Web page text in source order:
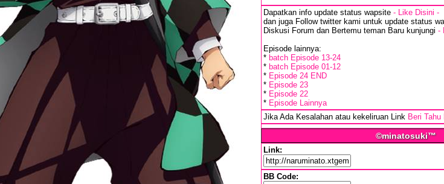
Dapatkan info update status wapsite - Like Disini -
dan juga Follow twitter kami untuk update status
Diskusi Forum dan Bertemu teman Baru kunjungi -
Episode lainnya:
* batch Episode 13-24
* batch Episode 01-12
* Episode 24 END
* Episode 23
* Episode 22
* Episode Lainnya
Jika Ada Kesalahan atau kekeliruan Link Beri Tahu
©minatosuki™
Link:
BB Code: